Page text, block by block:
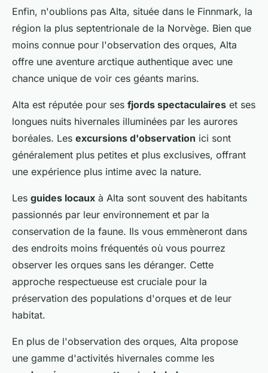
Enfin, n'oublions pas Alta, située dans le Finnmark, la
région la plus septentrionale de la Norvège. Bien que
moins connue pour l'observation des orques, Alta
offre une aventure arctique authentique avec une
chance unique de voir ces géants marins.
Alta est réputée pour ses fjords spectaculaires et ses
longues nuits hivernales illuminées par les aurores
boréales. Les excursions d'observation ici sont
généralement plus petites et plus exclusives, offrant
une expérience plus intime avec la nature.
Les guides locaux à Alta sont souvent des habitants
passionnés par leur environnement et par la
conservation de la faune. Ils vous emmèneront dans
des endroits moins fréquentés où vous pourrez
observer les orques sans les déranger. Cette
approche respectueuse est cruciale pour la
préservation des populations d'orques et de leur
habitat.
En plus de l'observation des orques, Alta propose
une gamme d'activités hivernales comme les